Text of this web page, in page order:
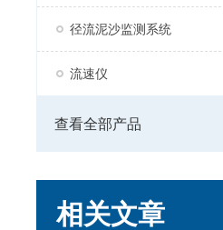
径流泥沙监测系统
流速仪
查看全部产品
相关文章